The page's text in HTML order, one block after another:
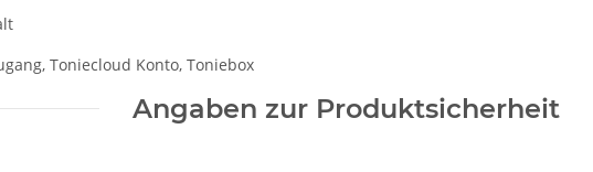
Toniecloud Konto, Toniebox
Angaben zur Produktsicherheit